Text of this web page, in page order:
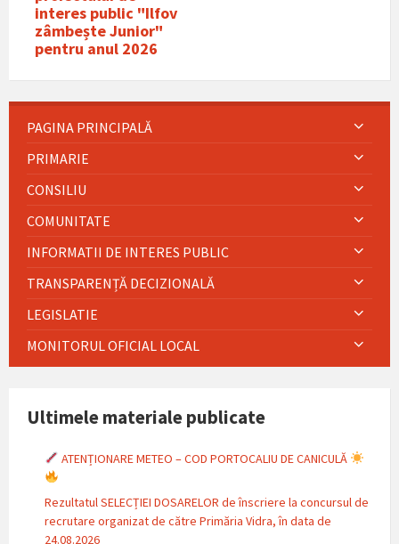
interes public "Ilfov
zâmbește Junior"
pentru anul 2026
PAGINA PRINCIPALĂ
PRIMARIE
CONSILIU
COMUNITATE
INFORMATII DE INTERES PUBLIC
TRANSPARENȚĂ DECIZIONALĂ
LEGISLATIE
MONITORUL OFICIAL LOCAL
Ultimele materiale publicate
ATENȚIONARE METEO – COD PORTOCALIU DE CANICULĂ
Rezultatul SELECȚIEI DOSARELOR de înscriere la concursul de
recrutare organizat de către Primăria Vidra, în data de
24.08.2026